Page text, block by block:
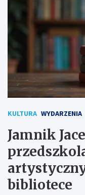
KULTURA WYDARZENIA
Jamnik
bibliotece